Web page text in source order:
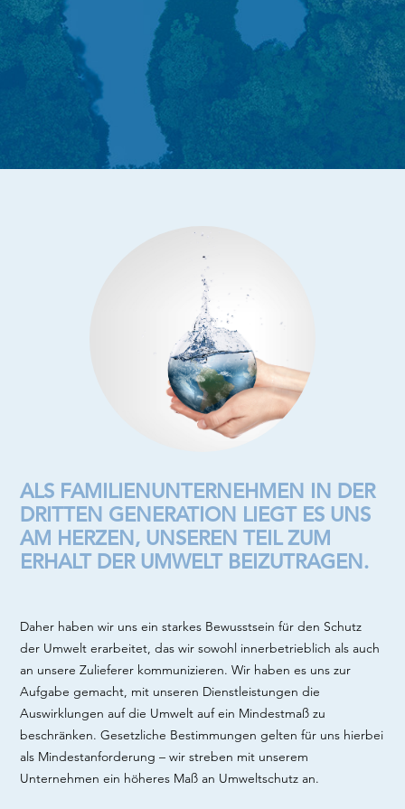
Kundenliste
Anfahrt
Impressum
Datenschutz
Mitarbeiter-Login
ALS FAMILIENUNTERNEHMEN IN DER
DRITTEN GENERATION LIEGT ES UNS
AM HERZEN, UNSEREN TEIL ZUM
ERHALT DER UMWELT BEIZUTRAGEN.
Daher haben wir uns ein starkes Bewusstsein für den Schutz
der Umwelt erarbeitet, das wir sowohl innerbetrieblich als auch
an unsere Zulieferer kommunizieren. Wir haben es uns zur
Aufgabe gemacht, mit unseren Dienstleistungen die
Auswirklungen auf die Umwelt auf ein Mindestmaß zu
beschränken. Gesetzliche Bestimmungen gelten für uns hierbei
als Mindestanforderung – wir streben mit unserem
Unternehmen ein höheres Maß an Umweltschutz an.